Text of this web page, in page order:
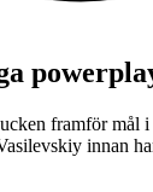
framför mål
innan